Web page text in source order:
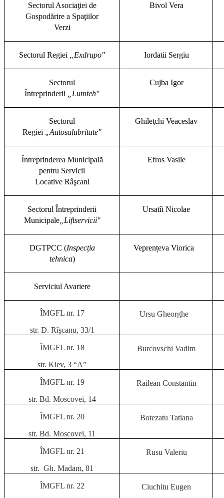
Sectorul Asociaţiei de
Gospodărire a Spaţiilor
Verzi
Bivol Vera
Sectorul Regiei „Exdrupo" Iordatii Sergiu
Sectorul
Întreprinderii
„Lumteh"
Cujba Igor
Sectorul
Regiei
„Autosalubritate"
Ghileţchi Veaceslav
Întreprinderea Municipală
pentru Servicii
Locative Râşcani
Efros Vasile
Sectorul Întreprinderii
Municipale„Liftservicii"
Ursatîi Nicolae
DGTPCC (Inspecția
tehnica)
Veprențeva Viorica
Serviciul Avariere
ÎMGFL nr. 17
str. D. Rîșcanu, 33/1
Ursu Gheorghe
ÎMGFL nr. 18
str. Kiev, 3 “A”
Burcovschi Vadim
ÎMGFL nr. 19
str. Bd. Moscovei, 14
Railean Constantin
ÎMGFL nr. 20
str. Bd. Moscovei, 11
Botezatu Tatiana
ÎMGFL nr. 21
str. Gh. Madam, 81
Rusu Valeriu
ÎMGFL nr. 22
Ciuchitu Eugen